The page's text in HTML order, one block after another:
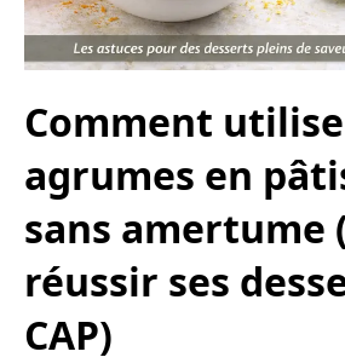
Comment
agrumes en
sans amertume
réussir ses
CAP)